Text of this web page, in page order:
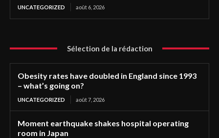
UNCATEGORIZED août 6, 2026
Sélection de la rédaction
Obesity rates have doubled in England since 1993
– what’s going on?
UNCATEGORIZED août 7, 2026
Moment earthquake shakes hospital operating
room in Japan